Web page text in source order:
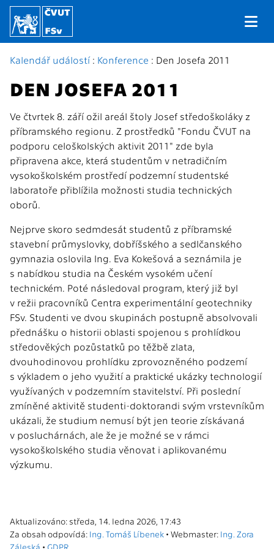
Kalendář událostí: Konference : Den Josefa 2011
DEN JOSEFA 2011
Ve čtvrtek 8. září ožil areál štoly Josef středoškoláky z
příbramského regionu. Z prostředků "Fondu ČVUT na
podporu celoškolských aktivit 2011" zde byla
připravena akce, která studentům v netradičním
vysokoškolském prostředí podzemní studentské
laboratoře přiblížila možnosti studia technických
oborů.
Nejprve skoro sedmdesát studentů z příbramské
stavební průmyslovky, dobříšského a sedlčanského
gymnazia oslovila Ing. Eva Kokešová a seznámila je
s nabídkou studia na Českém vysokém učení
technickém. Poté následoval program, který již byl
v režii pracovníků Centra experimentální geotechniky
FSv. Studenti ve dvou skupinách postupně absolvovali
přednášku o historii oblasti spojenou s prohlídkou
středověkých pozůstatků po těžbě zlata,
dvouhodinovou prohlídku zprovozněného podzemí
s výkladem o jeho využití a praktické ukázky technologií
využívaných v podzemním stavitelství. Při poslední
zmíněné aktivitě studenti-doktorandi svým vrstevníkům
ukázali, že studium nemusí být jen teorie získávaná
v posluchárnách, ale že je možné se v rámci
vysokoškolského studia věnovat i aplikovanému
výzkumu.
Aktualizováno: středa, 14. ledna 2026, 17:43
Za obsah odpovídá: Ing. Tomáš Líbenek • Webmaster: Ing. Zora
Záleská • GDPR